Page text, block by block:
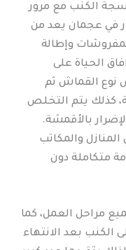
الكنب مع مرور
في عجمان يعد من
وإطالة
الحياة على
القماش ثم
كذلك يتم التخلص
بالأقمشة.
والمكاتب
متكاملة دون
مراحل العمل، كما
بعد الانتهاء